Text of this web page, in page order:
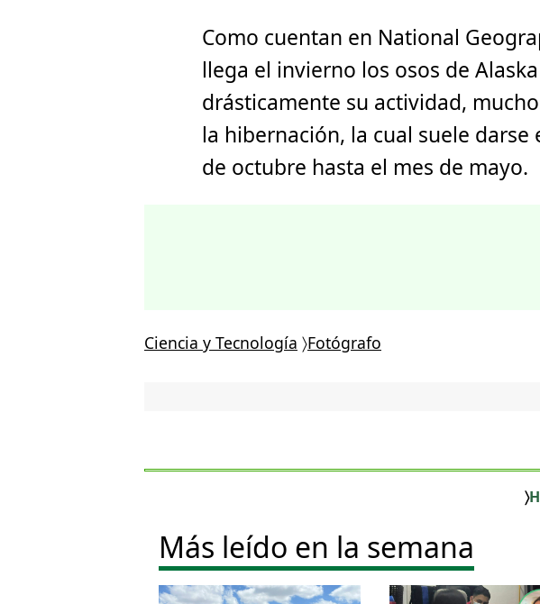
Como cuentan en National
llega el invierno los osos de
drásticamente su actividad,
la hibernación, la cual suele darse
de octubre hasta el mes de mayo.
Ciencia y Tecnología 〉Fotógrafo
Más leído en la semana